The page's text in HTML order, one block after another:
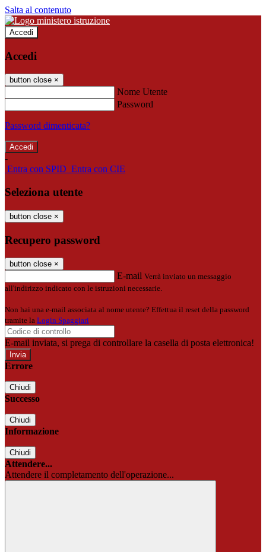
Salta al contenuto
Accedi
Accedi
button close ×
Nome Utente
Password
Password dimenticata?
-
Entra con SPID Entra con CIE
Seleziona utente
button close ×
Recupero password
button close ×
E-mail Verrà inviato un messaggio
all'indirizzo indicato con le istruzioni necessarie.
Non hai una e-mail associata al nome utente? Effettua il reset della password
tramite la Login Spaggiari
E-mail inviata, si prega di controllare la casella di posta elettronica!
Errore
Chiudi
Successo
Chiudi
Informazione
Chiudi
Attendere...
Attendere il completamento dell'operazione...